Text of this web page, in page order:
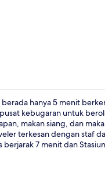
hanya 5 menit
kebugaran untuk
makan siang, dan
terkesan dengan staf
7 menit dan